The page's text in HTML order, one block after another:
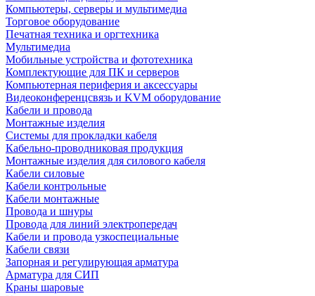
Компьютеры, серверы и мультимедиа
Торговое оборудование
Печатная техника и оргтехника
Мультимедиа
Мобильные устройства и фототехника
Комплектующие для ПК и серверов
Компьютерная периферия и аксессуары
Видеоконференцсвязь и KVM оборудование
Кабели и провода
Монтажные изделия
Системы для прокладки кабеля
Кабельно-проводниковая продукция
Монтажные изделия для силового кабеля
Кабели силовые
Кабели контрольные
Кабели монтажные
Провода и шнуры
Провода для линий электропередач
Кабели и провода узкоспециальные
Кабели связи
Запорная и регулирующая арматура
Арматура для СИП
Краны шаровые